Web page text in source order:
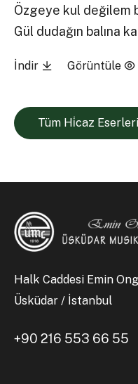
Özgeye kul değilem
Gül dudağın balına
İndir Görüntüle
Tüm Hi̇caz Eserleri
Halk Caddesi Emin
Üsküdar / İstanbul
+90 216 553 66 55